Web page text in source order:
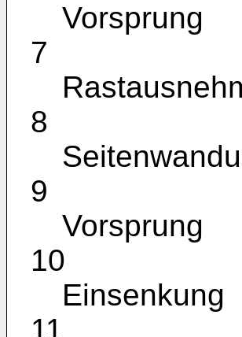
Vorsprung
7
8
9
Vorsprung
10
Einsenkung
11